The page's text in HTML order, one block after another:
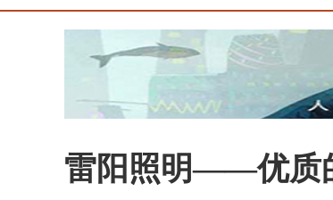
雷阳照明——优质